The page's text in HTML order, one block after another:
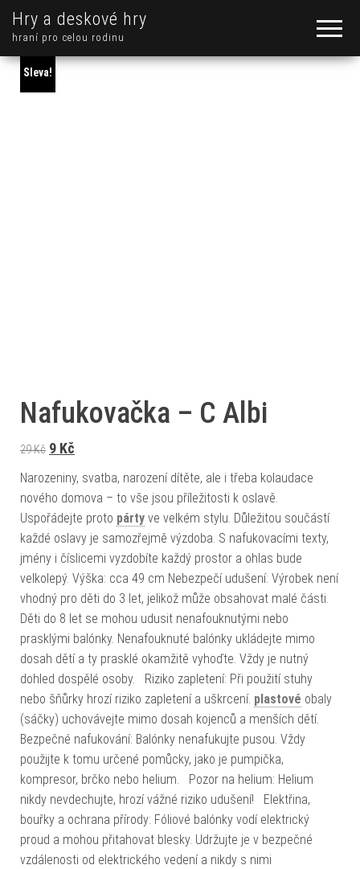
Hry a deskové hry
hraní pro celou rodinu
Sleva!
Nafukovačka – C Albi
29Kč Původní cena byla: 29 Kč.
9 Kč
Narozeniny, svatba, narození dítěte, ale i třeba kolaudace
nového domova – to vše jsou příležitosti k oslavě.
Uspořádejte proto párty ve velkém stylu. Důležitou součástí
každé oslavy je samozřejmě výzdoba. S nafukovacími texty,
jmény i číslicemi vyzdobíte každý prostor a ohlas bude
velkolepý. Výška: cca 49 cm Nebezpečí udušení: Výrobek není
vhodný pro děti do 3 let, jelikož může obsahovat malé části.
Děti do 8 let se mohou udusit nenafouknutými nebo
prasklými balónky. Nenafouknuté balónky ukládejte mimo
dosah dětí a ty prasklé okamžitě vyhoďte. Vždy je nutný
dohled dospělé osoby. Riziko zapletení: Při použití stuhy
nebo šňůrky hrozí riziko zapletení a uškrcení. plastové obaly
(sáčky) uchovávejte mimo dosah kojenců a menších dětí.
Bezpečné nafukování: Balónky nenafukujte pusou. Vždy
použijte k tomu určené pomůcky, jako je pumpička,
kompresor, brčko nebo helium. Pozor na helium: Helium
nikdy nevdechujte, hrozí vážné riziko udušení! Elektřina,
bouřky a ochrana přírody: Fóliové balónky vodí elektrický
proud a mohou přitahovat blesky. Udržujte je v bezpečné
vzdálenosti od elektrického vedení a nikdy s nimi